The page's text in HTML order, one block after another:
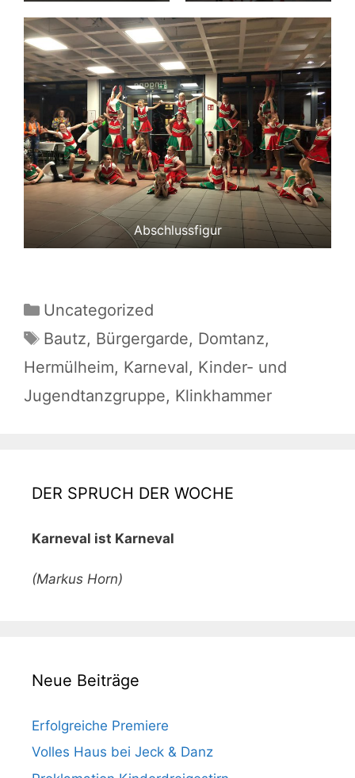
Abschlussfigur
Kategorien
Uncategorized
Schlagwörter
Bautz, Bürgergarde, Domtanz,
Hermülheim, Karneval, Kinder- und
Jugendtanzgruppe, Klinkhammer
DER SPRUCH DER WOCHE
Karneval ist Karneval
(Markus Horn)
Neue Beiträge
Erfolgreiche Premiere
Volles Haus bei Jeck & Danz